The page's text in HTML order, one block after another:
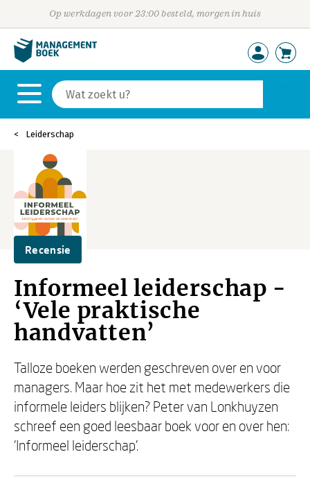
Op werkdagen voor 23:00 besteld, morgen in huis
Leiderschap
Recensie
Informeel leiderschap -
‘Vele praktische
handvatten’
Talloze boeken werden geschreven over en voor
managers. Maar hoe zit het met medewerkers die
informele leiders blijken? Peter van Lonkhuyzen
schreef een goed leesbaar boek voor en over hen:
‘Informeel leiderschap’.